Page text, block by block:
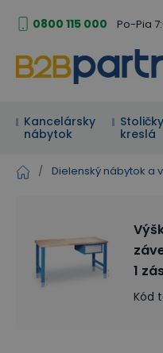
0800 115 000 Po-Pia
Kancelársky
nábytok
kreslá
/ Dielenský nábytok a
1
Kód